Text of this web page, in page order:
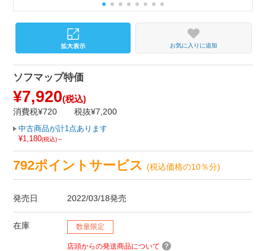
お気に入りに追加
ソフマップ特価
¥7,920(税込)
消費税¥720 税抜¥7,200
中古商品が計1点あります
¥1,180(税込)～
792ポイントサービス(税込価格の10％分)
発売日 2022/03/18発売
在庫 数量限定
店頭からの発送商品について